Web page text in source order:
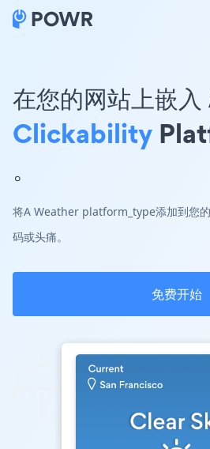
在您的网站上嵌
Clickability
。
将A Weather platform_type添加到您
码或头痛。
免费开始